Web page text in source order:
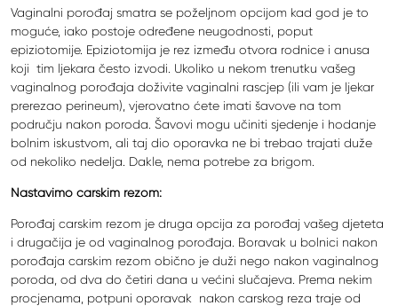
Vaginalni porođaj smatra se poželjnom opcijom kad god je to
moguće, iako postoje određene neugodnosti, poput
epiziotomije. Epiziotomija je rez između otvora rodnice i anusa
koji tim ljekara često izvodi. Ukoliko u nekom trenutku vašeg
vaginalnog porođaja doživite vaginalni rascjep (ili vam je ljekar
prerezao perineum), vjerovatno ćete imati šavove na tom
području nakon poroda. Šavovi mogu učiniti sjedenje i hodanje
bolnim iskustvom, ali taj dio oporavka ne bi trebao trajati duže
od nekoliko nedelja. Dakle, nema potrebe za brigom.
Nastavimo carskim rezom:
Porođaj carskim rezom je druga opcija za porođaj vašeg djeteta
i drugačija je od vaginalnog porođaja. Boravak u bolnici nakon
porođaja carskim rezom obično je duži nego nakon vaginalnog
poroda, od dva do četiri dana u većini slučajeva. Prema nekim
procjenama, potpuni oporavak nakon carskog reza traje od